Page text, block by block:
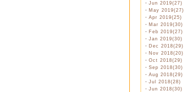
・ Jun 2019(27)
・ May 2019(27)
・ Apr 2019(25)
・ Mar 2019(30)
・ Feb 2019(27)
・ Jan 2019(30)
・ Dec 2018(29)
・ Nov 2018(20)
・ Oct 2018(29)
・ Sep 2018(30)
・ Aug 2018(29)
・ Jul 2018(28)
・ Jun 2018(30)